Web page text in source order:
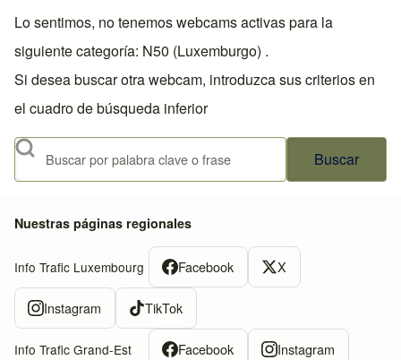
Lo sentimos, no tenemos webcams activas para la
siguiente categoría: N50 (Luxemburgo) .
Si desea buscar otra webcam, introduzca sus criterios en
el cuadro de búsqueda inferior
Buscar
Nuestras páginas regionales
Info Trafic Luxembourg Facebook X
Instagram TikTok
Info Trafic Grand-Est Facebook Instagram